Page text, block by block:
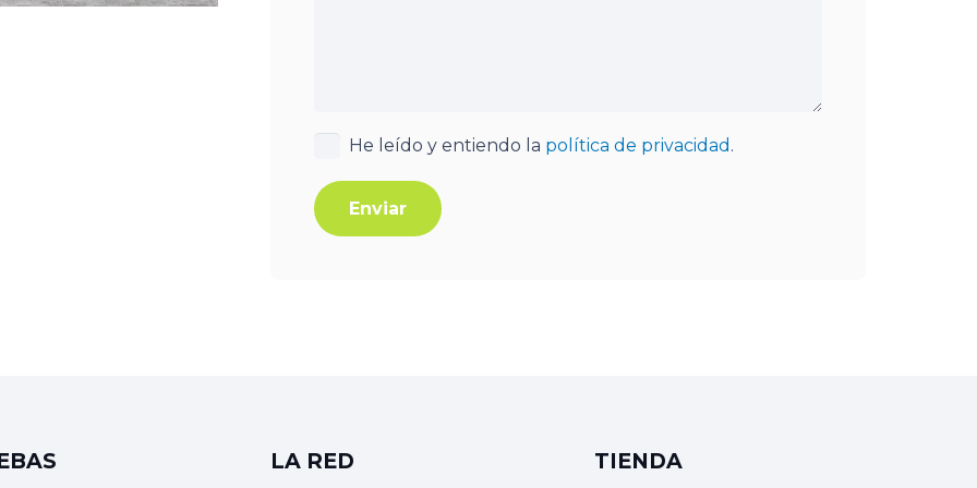
He leído y entiendo la política de privacidad .
Enviar
LA RED TIENDA